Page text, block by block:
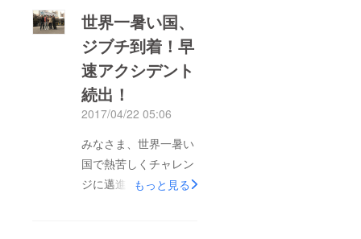
た、暖かいご声援本当
にありがとうございま
す！ それでは、3日目
の活動報告ダイジェス
トでお送りさせていた
いつもの作戦会議から
です。 僕らのボスは
もちろん黒人です。マ
世界一暑い国、
ジブチ到着！早
速アクシデント
続出！
2017/04/22 05:06
みなさま、世界一暑い
国で熱苦しくチャレン
ジに邁進している智大
もっと見る